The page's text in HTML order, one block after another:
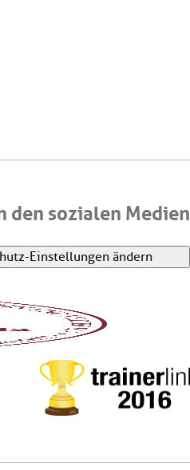
den sozialen Medien
Einstellungen ändern